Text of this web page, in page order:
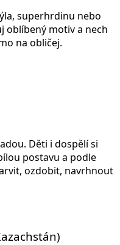
superhrdinu nebo
oblíbený motiv a nech
na obličej.
Děti i dospělí si
postavu a podle
ozdobit, navrhnout